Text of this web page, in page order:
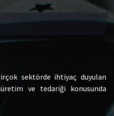
sektörde ihtiyaç duyulan
ve tedariği konusunda